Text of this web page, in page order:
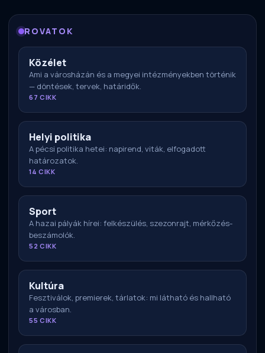
ROVATOK
Közélet
Ami a városházán és a megyei intézményekben történik
— döntések, tervek, határidők.
67 CIKK
Helyi politika
A pécsi politika hetei: napirend, viták, elfogadott
határozatok.
14 CIKK
Sport
A hazai pályák hírei: felkészülés, szezonrajt, mérkőzés-
beszámolók.
52 CIKK
Kultúra
Fesztiválok, premierek, tárlatok: mi látható és hallható
a városban.
55 CIKK